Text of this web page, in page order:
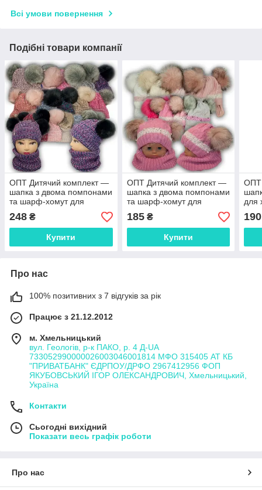
Всі умови повернення
Подібні товари компанії
ОПТ Дитячий комплект —
шапка з двома помпонами
та шарф-хомут для
дівчинки, 48-50 (5 шт./
набір)
248 ₴
Купити
ОПТ Дитячий комплект —
шапка з двома помпонами
та шарф-хомут для
дівчинки, 46-48 (5 шт./
набір)
185₴
Купити
ОПТ
для
шт./
190
Про нас
100% позитивних з 7 відгуків за рік
Працює з 21.12.2012
м. Хмельницький
вул. Геологів, р-к ПАКО, р. 4 Д-UA
733052990000026003046001814 МФО 315405 АТ КБ
"ПРИВАТБАНК" ЄДРПОУ/ДРФО 2967412956 ФОП
ЯКУБОВСЬКИЙ ІГОР ОЛЕКСАНДРОВИЧ, Хмельницький,
Україна
Контакти
Сьогодні вихідний
Показати весь графік роботи
Про нас